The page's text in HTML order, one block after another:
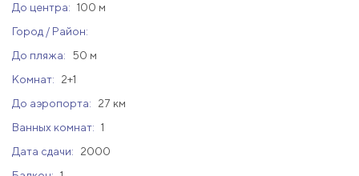
До центра: 100 м
Город / Район:
До пляжа:
50 м
Комнат:
2+1
До аэропорта:
27 км
Ванных комнат: 1
Дата сдачи:
2000